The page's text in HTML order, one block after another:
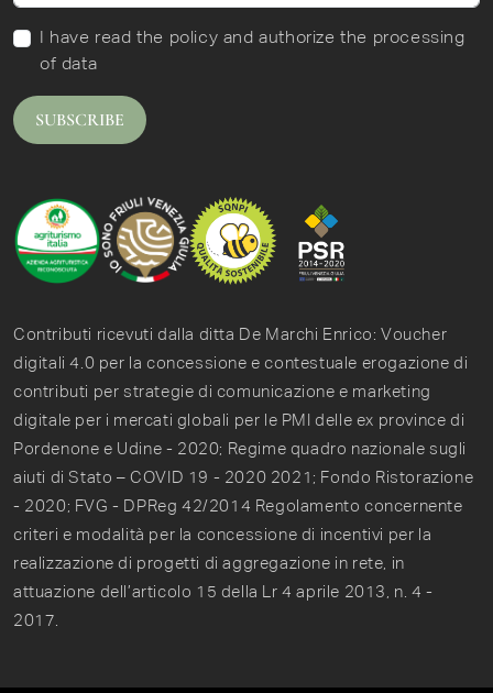
I have readthe policy and authorize the processing
of data
SUBSCRIBE
Contributi ricevuti dalla ditta De Marchi Enrico: Voucher
digitali 4.0 per la concessione e contestuale erogazione di
contributi per strategie di comunicazione e marketing
digitale per i mercati globali per le PMI delle ex province di
Pordenone e Udine - 2020; Regime quadro nazionale sugli
aiuti di Stato – COVID 19 - 2020 2021; Fondo Ristorazione
- 2020; FVG - DPReg 42/2014 Regolamento concernente
criteri e modalità per la concessione di incentivi per la
realizzazione di progetti di aggregazione in rete, in
attuazione dell’articolo 15 della Lr 4 aprile 2013, n. 4 -
2017.